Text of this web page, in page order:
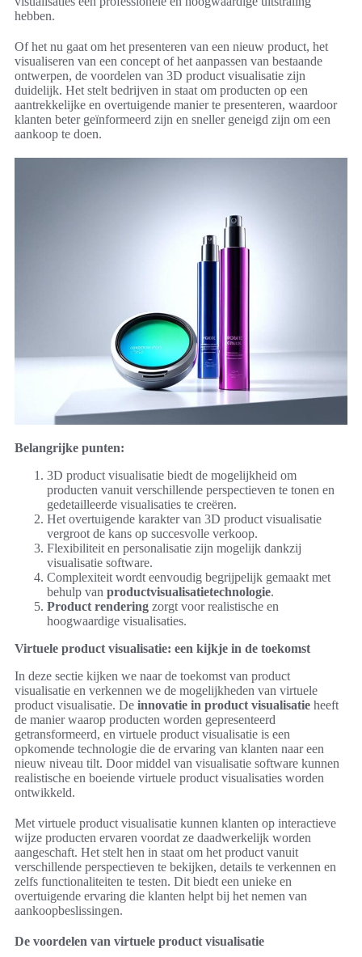
hebben.
Of het nu gaat om het presenteren van een nieuw product, het
visualiseren van een concept of het aanpassen van bestaande
ontwerpen, de voordelen van 3D product visualisatie zijn
duidelijk. Het stelt bedrijven in staat om producten op een
aantrekkelijke en overtuigende manier te presenteren, waardoor
klanten beter geïnformeerd zijn en sneller geneigd zijn om een
aankoop te doen.
Belangrijke punten:
3D product visualisatie biedt de mogelijkheid om
producten vanuit verschillende perspectieven te tonen en
gedetailleerde visualisaties te creëren.
Het overtuigende karakter van 3D product visualisatie
vergroot de kans op succesvolle verkoop.
Flexibiliteit en personalisatie zijn mogelijk dankzij
visualisatie software.
Complexiteit wordt eenvoudig begrijpelijk gemaakt met
behulp van productvisualisatietechnologie.
Product rendering zorgt voor realistische en
hoogwaardige visualisaties.
Virtuele product visualisatie: een kijkje in de toekomst
In deze sectie kijken we naar de toekomst van product
visualisatie en verkennen we de mogelijkheden van virtuele
product visualisatie. De innovatie in product visualisatie heeft
de manier waarop producten worden gepresenteerd
getransformeerd, en virtuele product visualisatie is een
opkomende technologie die de ervaring van klanten naar een
nieuw niveau tilt. Door middel van visualisatie software kunnen
realistische en boeiende virtuele product visualisaties worden
ontwikkeld.
Met virtuele product visualisatie kunnen klanten op interactieve
wijze producten ervaren voordat ze daadwerkelijk worden
aangeschaft. Het stelt hen in staat om het product vanuit
verschillende perspectieven te bekijken, details te verkennen en
zelfs functionaliteiten te testen. Dit biedt een unieke en
overtuigende ervaring die klanten helpt bij het nemen van
aankoopbeslissingen.
De voordelen van virtuele product visualisatie